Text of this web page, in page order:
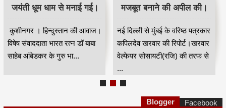
जयंती धूम धाम से मनाई गई।
कुशीनगर । हिन्दुस्तान की आवाज।
विषेष संवाददाता भारत रत्न डॉ बाबा
साहेब आंबेडकर के गुरु भा...
मजबूत बनाने की अपील की।
नई दिल्ली से मुंबई के वरिष्ठ पत्रकार
कपिलदेव खरवार की रिपोर्ट।खरवार
वेल्फेयर सोसायटी(रजि) की तरफ से
...
Blogger Facebook